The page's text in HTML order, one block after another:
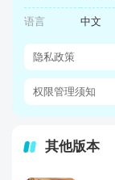
语言 中文
隐私政策
权限管理须知
其他版本